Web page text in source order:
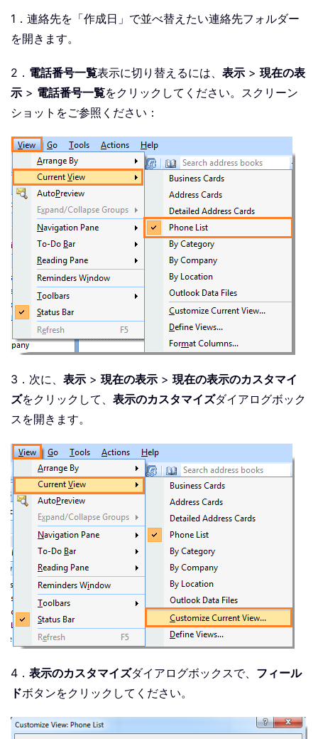
1．連絡先を「作成日」で並べ替えたい連絡先フォルダー
を開きます。
2． 電話番号一覧表示に切り替えるには、 表示 > 現在の表
示 > 電話番号一覧をクリックしてください。スクリーン
ショットをご参照ください：
3．次に、 表示 > 現在の表示 > 現在の表示のカスタマイ
ズをクリックして、 表示のカスタマイズダイアログボック
スを開きます。
4． 表示のカスタマイズダイアログボックスで、 フィール
ドボタンをクリックしてください。